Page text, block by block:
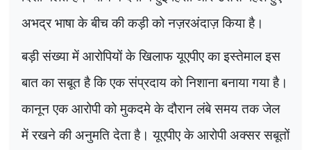
अभद्र भाषा के बीच की कड़ी को नज़रअंदाज़ किया है।
बड़ी संख्या में आरोपियों के खिलाफ यूएपीए का इस्तेमाल इस
बात का सबूत है कि एक संप्रदाय को निशाना बनाया गया है।
कानून एक आरोपी को मुकदमे के दौरान लंबे समय तक जेल
में रखने की अनुमति देता है। यूएपीए के आरोपी अक्सर सबूतों